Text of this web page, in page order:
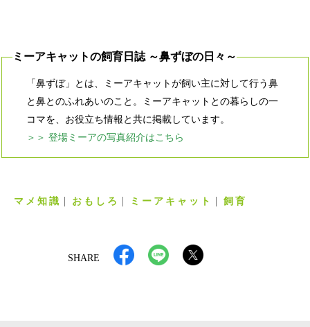
ミーアキャットの飼育日誌 ～鼻ずぼの日々～
「鼻ずぼ」とは、ミーアキャットが飼い主に対して行う鼻
と鼻とのふれあいのこと。ミーアキャットとの暮らしの一
コマを、お役立ち情報と共に掲載しています。
＞＞ 登場ミーアの写真紹介はこちら
マメ知識 おもしろ ミーアキャット 飼育
SHARE